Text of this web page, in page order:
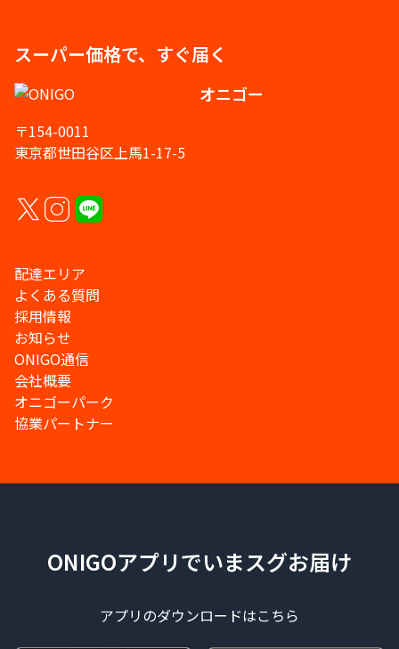
スーパー価格で、すぐ届く
オニゴー
〒154-0011
東京都世田谷区上馬1-17-5
配達エリア
よくある質問
採用情報
お知らせ
ONIGO通信
会社概要
オニゴーパーク
協業パートナー
ONIGOアプリでいまスグお届け
アプリのダウンロードはこちら